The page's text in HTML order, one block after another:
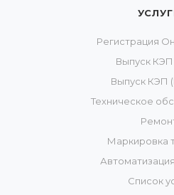
Регистрация
Выпуск
Выпуск КЭП
Техническое
Маркировка
Список